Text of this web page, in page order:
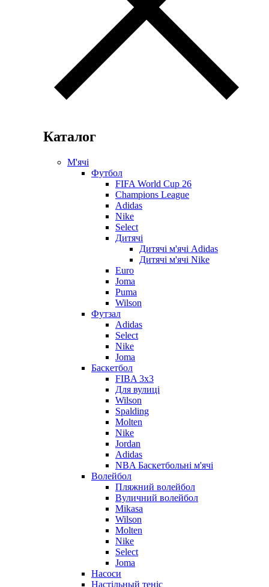
Каталог
М'ячі
Футбол
FIFA World Cup 26
Champions League
Adidas
Nike
Select
Дитячі
Дитячі м'ячі Adidas
Дитячі м'ячі Nike
Euro
Joma
Puma
Wilson
Футзал
Adidas
Select
Nike
Joma
Баскетбол
FIBA 3x3
Для вулиці
Wilson
Spalding
Molten
Nike
Jordan
Adidas
NBA Баскетбольні м'ячі
Волейбол
Пляжний волейбол
Вуличний волейбол
Mikasa
Wilson
Molten
Nike
Select
Joma
Насоси
Настільный теніс